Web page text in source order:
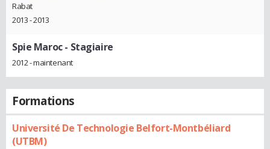
Rabat
2013 - 2013
Spie Maroc- Stagiaire
2012 - maintenant
Formations
Université De Technologie Belfort-Montbéliard
(UTBM)